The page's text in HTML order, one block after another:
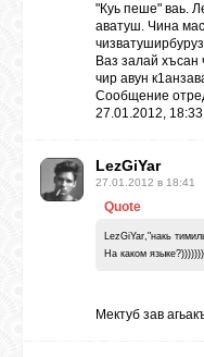
ФОТО
"Куь пеше" ваь.
аватуш. Чина
Ваз залай хъсан
чир авун
Сообщение
27.01.2012, 18:33
LezGiYar
27.01.2012 в 18:41
Quote
LezGiYar,"накь
На каком
Мектуб зав